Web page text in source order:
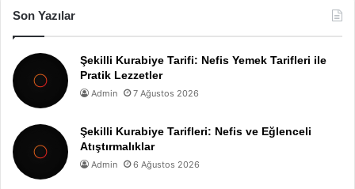
Son Yazılar
Şekilli Kurabiye Tarifi: Nefis Yemek Tarifleri ile
Pratik Lezzetler
Admin 7 Ağustos 2026
Şekilli Kurabiye Tarifleri: Nefis ve Eğlenceli
Atıştırmalıklar
Admin 6 Ağustos 2026